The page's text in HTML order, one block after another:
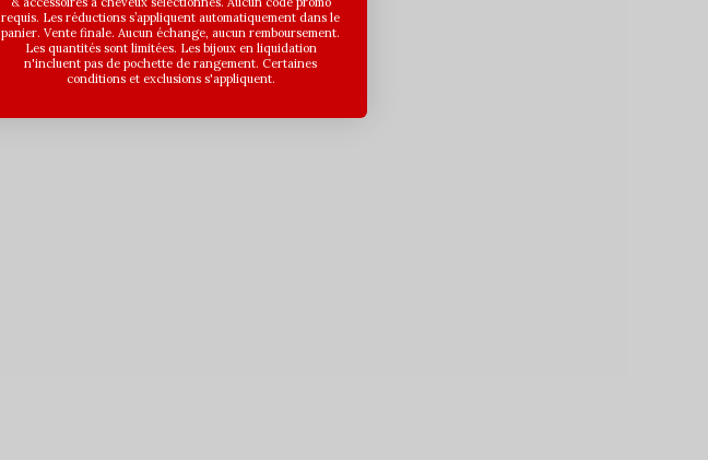
requis. Les réductions s’appliquent automatiquement dans le
panier. Vente finale. Aucun échange, aucun remboursement.
Les quantités sont limitées. Les bijoux en liquidation
n'incluent pas de pochette de rangement. Certaines
conditions et exclusions s'appliquent.